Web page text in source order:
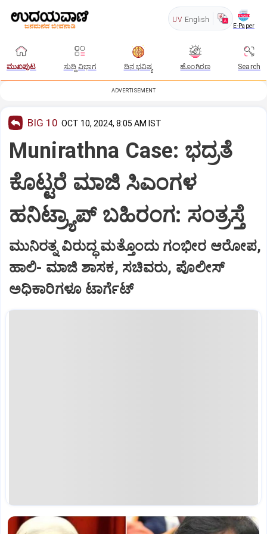
UV English
E-Paper
ಮುಖಪುಟ ಸುದ್ದಿ ವಿಭಾಗ ದಿನ ಭವಿಷ್ಯ ಹೊಂಗಿರಣ Search
ADVERTISEMENT
BIG 10 OCT 10, 2024, 8:05 AM IST
Munirathna Case: ಭದ್ರತೆ
ಕೊಟ್ಟರೆ ಮಾಜಿ ಸಿಎಂಗಳ
ಹನಿಟ್ರ್ಯಾಪ್‌ ಬಹಿರಂಗ: ಸಂತ್ರಸ್ತೆ
ಮುನಿರತ್ನ ವಿರುದ್ಧ ಮತ್ತೊಂದು ಗಂಭೀರ ಆರೋಪ,
ಹಾಲಿ- ಮಾಜಿ ಶಾಸಕ, ಸಚಿವರು, ಪೊಲೀಸ್‌
ಅಧಿಕಾರಿಗಳೂ ಟಾರ್ಗೆಟ್‌